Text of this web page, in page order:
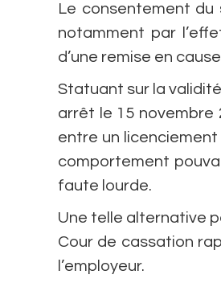
Le consentement
notamment par
d’une remise en
Statuant sur la
arrêt le 15 novembre
entre un
comportement
faute lourde.
Une telle alternative
Cour de cassation
l’employeur.